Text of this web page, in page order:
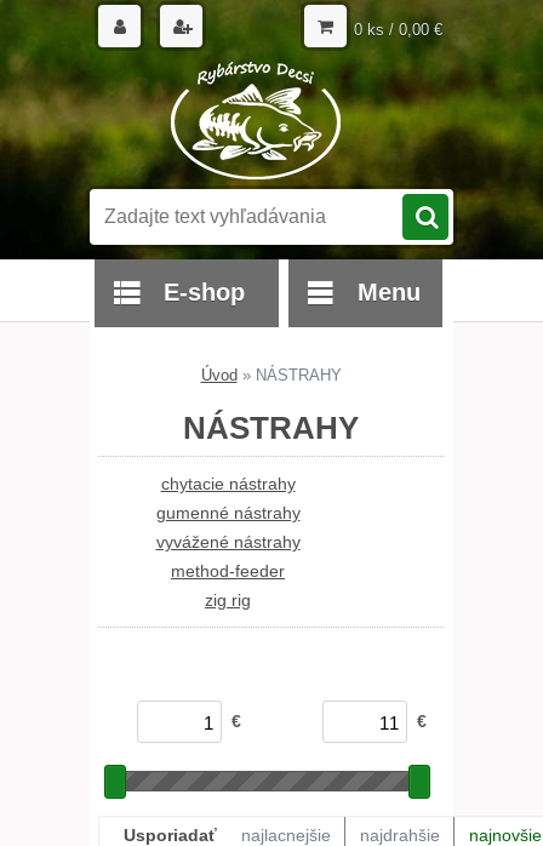
0 ks / 0,00 €
E-shop Menu
Úvod » NÁSTRAHY
NÁSTRAHY
chytacie nástrahy
gumenné nástrahy
vyvážené nástrahy
method-feeder
zig rig
€ €
Usporiadať
najlacnejšie najdrahšie najnovšie